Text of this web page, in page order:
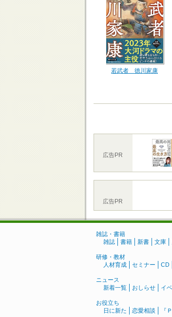
若武者 徳川家康
広告PR
広告PR
雑誌・書籍
雑誌
書籍 新書 文庫
研修・教材
人材育成
セミナー CD
ニュース
新着一覧
おしらせ イ
お役立ち
日に新た
恋愛相談 『